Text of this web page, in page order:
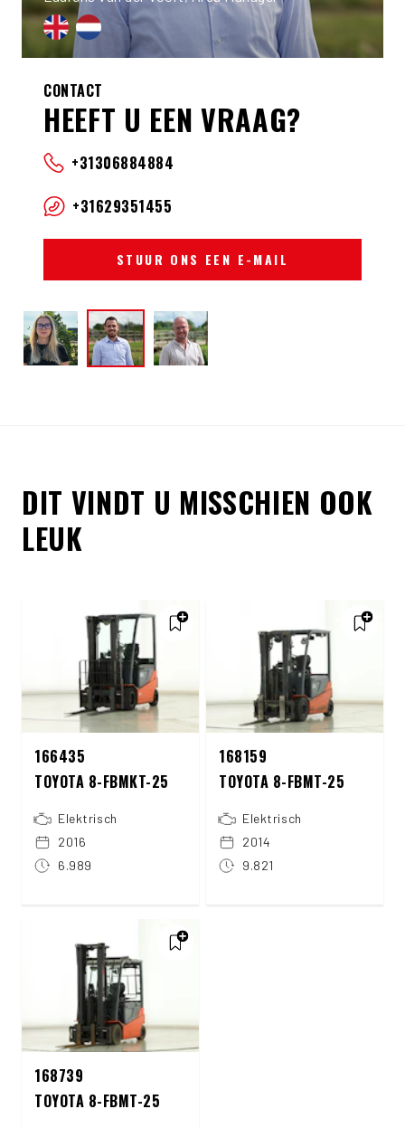
CONTACT
HEEFT U EEN VRAAG?
+31306884884
+31629351455
STUUR ONS EEN E-MAIL
DIT VINDT U MISSCHIEN OOK
LEUK
166435
TOYOTA 8-FBMKT-25
Elektrisch
2016
6.989
168159
TOYOTA 8-FBMT-25
Elektrisch
2014
9.821
168739
TOYOTA 8-FBMT-25